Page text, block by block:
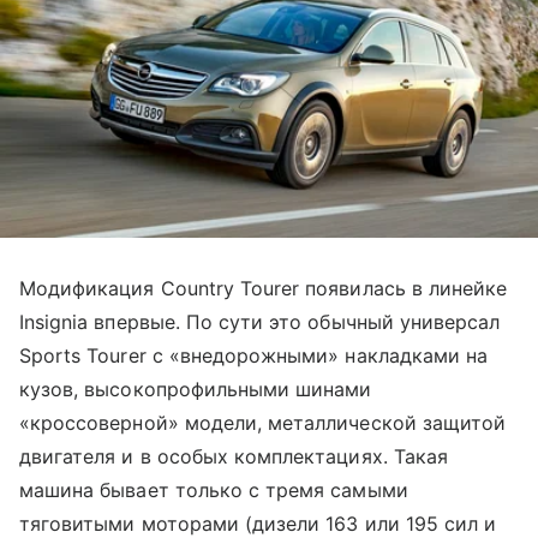
Модификация Country Tourer появилась в линейке
Insignia впервые. По сути это обычный универсал
Sports Tourer с «внедорожными» накладками на
кузов, высокопрофильными шинами
«кроссоверной» модели, металлической защитой
двигателя и в особых комплектациях. Такая
машина бывает только с тремя самыми
тяговитыми моторами (дизели 163 или 195 сил и